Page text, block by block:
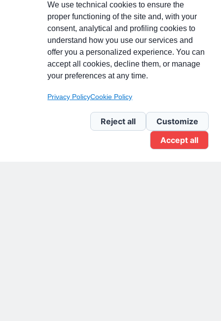
Partecipa alla discussione
Pagina Linkedin
Newsletter Linkedin
We use technical cookies to ensure the
proper functioning of the site and, with your
consent, analytical and profiling cookies to
understand how you use our services and
offer you a personalized experience. You can
accept all cookies, decline them, or manage
your preferences at any time.
Privacy PolicyCookie Policy
Reject all
Customize
Accept all